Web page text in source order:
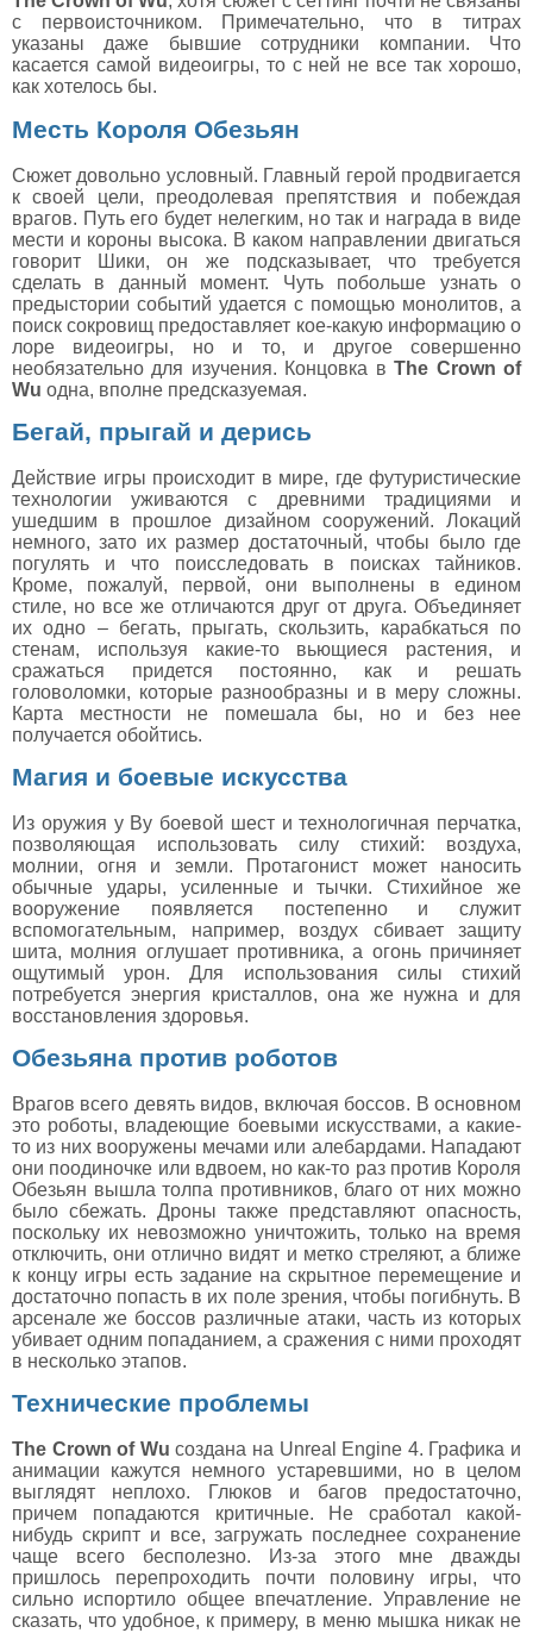
с первоисточником. Примечательно, что в титрах
указаны даже бывшие сотрудники компании. Что
касается самой видеоигры, то с ней не все так хорошо,
как хотелось бы.
Месть Короля Обезьян
Сюжет довольно условный. Главный герой продвигается
к своей цели, преодолевая препятствия и побеждая
врагов. Путь его будет нелегким, но так и награда в виде
мести и короны высока. В каком направлении двигаться
говорит Шики, он же подсказывает, что требуется
сделать в данный момент. Чуть побольше узнать о
предыстории событий удается с помощью монолитов, а
поиск сокровищ предоставляет кое-какую информацию о
лоре видеоигры, но и то, и другое совершенно
необязательно для изучения. Концовка вThe Crown of
Wu одна, вполне предсказуемая.
Бегай, прыгай и дерись
Действие игры происходит в мире, где футуристические
технологии уживаются с древними традициями и
ушедшим в прошлое дизайном сооружений. Локаций
немного, зато их размер достаточный, чтобы было где
погулять и что поисследовать в поисках тайников.
Кроме, пожалуй, первой, они выполнены в едином
стиле, но все же отличаются друг от друга. Объединяет
их одно – бегать, прыгать, скользить, карабкаться по
стенам, используя какие-то вьющиеся растения, и
сражаться придется постоянно, как и решать
головоломки, которые разнообразны и в меру сложны.
Карта местности не помешала бы, но и без нее
получается обойтись.
Магия и боевые искусства
Из оружия у Ву боевой шест и технологичная перчатка,
позволяющая использовать силу стихий: воздуха,
молнии, огня и земли. Протагонист может наносить
обычные удары, усиленные и тычки. Стихийное же
вооружение появляется постепенно и служит
вспомогательным, например, воздух сбивает защиту
шита, молния оглушает противника, а огонь причиняет
ощутимый урон. Для использования силы стихий
потребуется энергия кристаллов, она же нужна и для
восстановления здоровья.
Обезьяна против роботов
Врагов всего девять видов, включая боссов. В основном
это роботы, владеющие боевыми искусствами, а какие-
то из них вооружены мечами или алебардами. Нападают
они поодиночке или вдвоем, но как-то раз против Короля
Обезьян вышла толпа противников, благо от них можно
было сбежать. Дроны также представляют опасность,
поскольку их невозможно уничтожить, только на время
отключить, они отлично видят и метко стреляют, а ближе
к концу игры есть задание на скрытное перемещение и
достаточно попасть в их поле зрения, чтобы погибнуть. В
арсенале же боссов различные атаки, часть из которых
убивает одним попаданием, а сражения с ними проходят
в несколько этапов.
Технические проблемы
The Crown of Wu создана на Unreal Engine 4. Графика и
анимации кажутся немного устаревшими, но в целом
выглядят неплохо. Глюков и багов предостаточно,
причем попадаются критичные. Не сработал какой-
нибудь скрипт и все, загружать последнее сохранение
чаще всего бесполезно. Из-за этого мне дважды
пришлось перепроходить почти половину игры, что
сильно испортило общее впечатление. Управление не
сказать, что удобное, к примеру, в меню мышка никак не